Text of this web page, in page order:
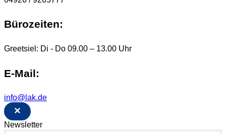
Bürozeiten:
Greetsiel: Di - Do 09.00 – 13.00 Uhr
E-Mail:
info@lak.de
×
Newsletter